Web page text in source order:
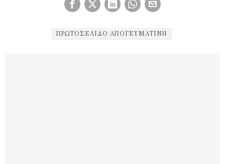
ΠΡΩΤΟΣΈΛΙΔΟ ΑΠΟΓΕΥΜΑΤΙΝΉ